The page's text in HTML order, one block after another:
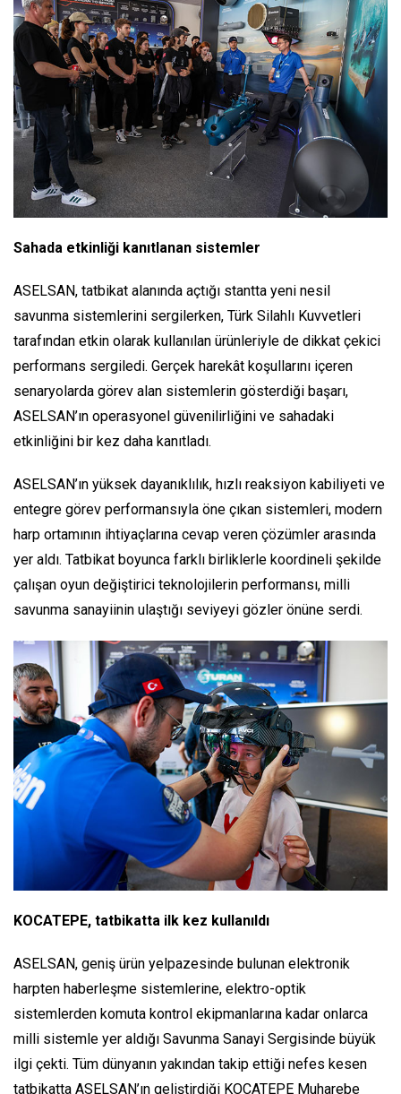
Sahada etkinliği kanıtlanan sistemler
ASELSAN, tatbikat alanında açtığı stantta yeni nesil
savunma sistemlerini sergilerken, Türk Silahlı Kuvvetleri
tarafından etkin olarak kullanılan ürünleriyle de dikkat çekici
performans sergiledi. Gerçek harekât koşullarını içeren
senaryolarda görev alan sistemlerin gösterdiği başarı,
ASELSAN’ın operasyonel güvenilirliğini ve sahadaki
etkinliğini bir kez daha kanıtladı.
ASELSAN’ın yüksek dayanıklılık, hızlı reaksiyon kabiliyeti ve
entegre görev performansıyla öne çıkan sistemleri, modern
harp ortamının ihtiyaçlarına cevap veren çözümler arasında
yer aldı. Tatbikat boyunca farklı birliklerle koordineli şekilde
çalışan oyun değiştirici teknolojilerin performansı, milli
savunma sanayiinin ulaştığı seviyeyi gözler önüne serdi.
KOCATEPE, tatbikatta ilk kez kullanıldı
ASELSAN, geniş ürün yelpazesinde bulunan elektronik
harpten haberleşme sistemlerine, elektro-optik
sistemlerden komuta kontrol ekipmanlarına kadar onlarca
milli sistemle yer aldığı Savunma Sanayi Sergisinde büyük
ilgi çekti. Tüm dünyanın yakından takip ettiği nefes kesen
tatbikatta ASELSAN’ın geliştirdiği KOCATEPE Muharebe